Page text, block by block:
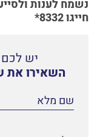
נשמח לענות
חייגו8332*
יש לכם
השאירו את